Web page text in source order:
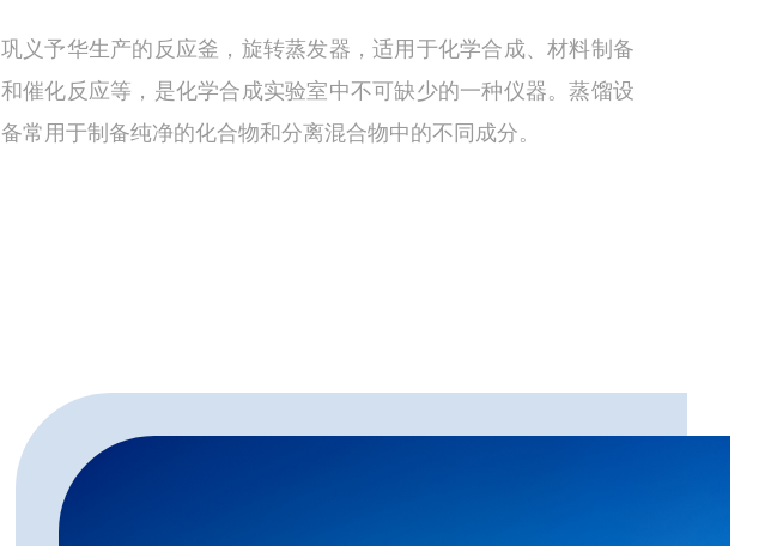
巩义予华生产的反应釜，旋转蒸发器，适用于化学合成、材料制备
和催化反应等，是化学合成实验室中不可缺少的一种仪器。蒸馏设
备常用于制备纯净的化合物和分离混合物中的不同成分。